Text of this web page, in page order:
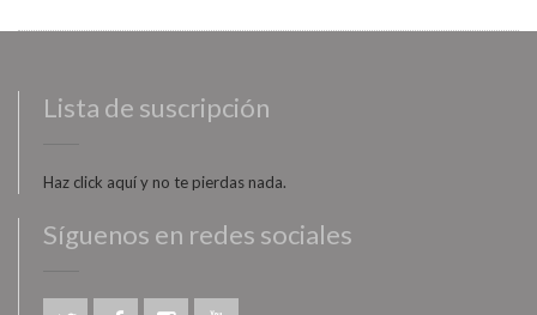
Lista de suscripción
Haz click aquí y no te pierdas nada.
Síguenos en redes sociales